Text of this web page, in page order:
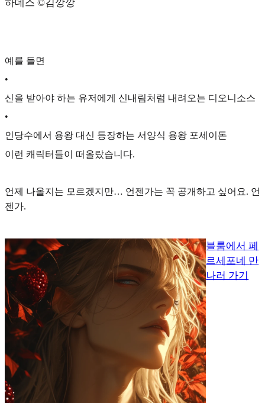
하데스 ©️김깡깡
예를 들면
•
신을 받아야 하는 유저에게 신내림처럼 내려오는 디오니소스
•
인당수에서 용왕 대신 등장하는 서양식 용왕 포세이돈
이런 캐릭터들이 떠올랐습니다.
언제 나올지는 모르겠지만… 언젠가는 꼭 공개하고 싶어요. 언
젠가.
블룸에서 페
르세포네 만
나러 가기